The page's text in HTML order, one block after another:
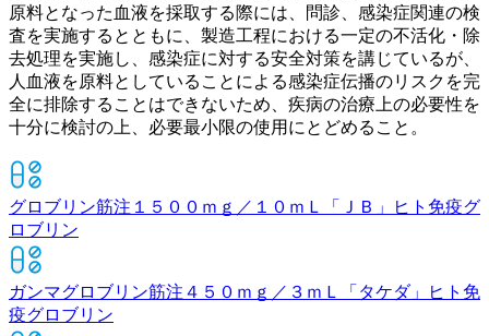
原料となった血液を採取する際には、問診、感染症関連の検
査を実施するとともに、製造工程における一定の不活化・除
去処理を実施し、感染症に対する安全対策を講じているが、
人血液を原料としていることによる感染症伝播のリスクを完
全に排除することはできないため、疾病の治療上の必要性を
十分に検討の上、必要最小限の使用にとどめること。
グロブリン筋注１５００ｍｇ／１０ｍＬ「ＪＢ」
ヒト免疫グ
ロブリン
ガンマグロブリン筋注４５０ｍｇ／３ｍＬ「タケダ」
ヒト免
疫グロブリン